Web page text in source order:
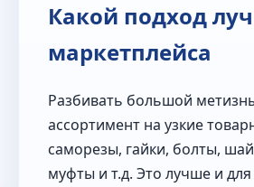
Какой подход
маркетплейса
Разбивать большой
ассортимент на узкие
саморезы, гайки, болты,
муфты и т.д. Это лучше и для